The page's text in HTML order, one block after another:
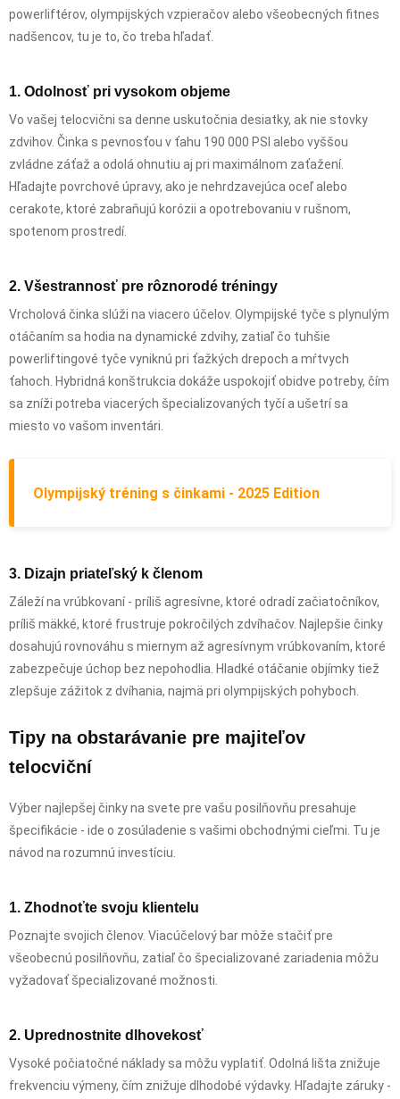
powerliftérov, olympijských vzpieračov alebo všeobecných fitnes
nadšencov, tu je to, čo treba hľadať.
1. Odolnosť pri vysokom objeme
Vo vašej telocvični sa denne uskutočnia desiatky, ak nie stovky
zdvihov. Činka s pevnosťou v ťahu 190 000 PSI alebo vyššou
zvládne záťaž a odolá ohnutiu aj pri maximálnom zaťažení.
Hľadajte povrchové úpravy, ako je nehrdzavejúca oceľ alebo
cerakote, ktoré zabraňujú korózii a opotrebovaniu v rušnom,
spotenom prostredí.
2. Všestrannosť pre rôznorodé tréningy
Vrcholová činka slúži na viacero účelov. Olympijské tyče s plynulým
otáčaním sa hodia na dynamické zdvihy, zatiaľ čo tuhšie
powerliftingové tyče vyniknú pri ťažkých drepoch a mŕtvych
ťahoch. Hybridná konštrukcia dokáže uspokojiť obidve potreby, čím
sa zníži potreba viacerých špecializovaných tyčí a ušetrí sa
miesto vo vašom inventári.
Olympijský tréning s činkami - 2025 Edition
3. Dizajn priateľský k členom
Záleží na vrúbkovaní - príliš agresívne, ktoré odradí začiatočníkov,
príliš mäkké, ktoré frustruje pokročilých zdvíhačov. Najlepšie činky
dosahujú rovnováhu s miernym až agresívnym vrúbkovaním, ktoré
zabezpečuje úchop bez nepohodlia. Hladké otáčanie objímky tiež
zlepšuje zážitok z dvíhania, najmä pri olympijských pohyboch.
Tipy na obstarávanie pre majiteľov
telocviční
Výber najlepšej činky na svete pre vašu posilňovňu presahuje
špecifikácie - ide o zosúladenie s vašimi obchodnými cieľmi. Tu je
návod na rozumnú investíciu.
1. Zhodnoťte svoju klientelu
Poznajte svojich členov. Viacúčelový bar môže stačiť pre
všeobecnú posilňovňu, zatiaľ čo špecializované zariadenia môžu
vyžadovať špecializované možnosti.
2. Uprednostnite dlhovekosť
Vysoké počiatočné náklady sa môžu vyplatiť. Odolná lišta znižuje
frekvenciu výmeny, čím znižuje dlhodobé výdavky. Hľadajte záruky -